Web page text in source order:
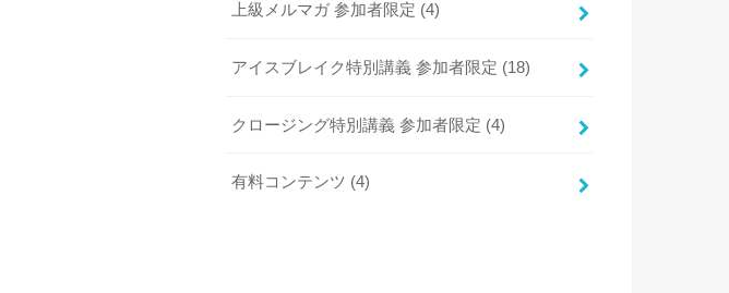
上級メルマガ 参加者限定 (4)
アイスブレイク特別講義 参加者限定 (18)
クロージング特別講義 参加者限定 (4)
有料コンテンツ (4)